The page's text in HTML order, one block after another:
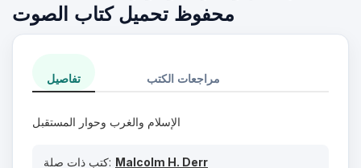
محفوظ تحميل كتاب الصوت
تفاصيل مراجعات الكتب
الإسلام والغرب وحوار المستقبل
كتب ذات صلة: Malcolm H. Derr